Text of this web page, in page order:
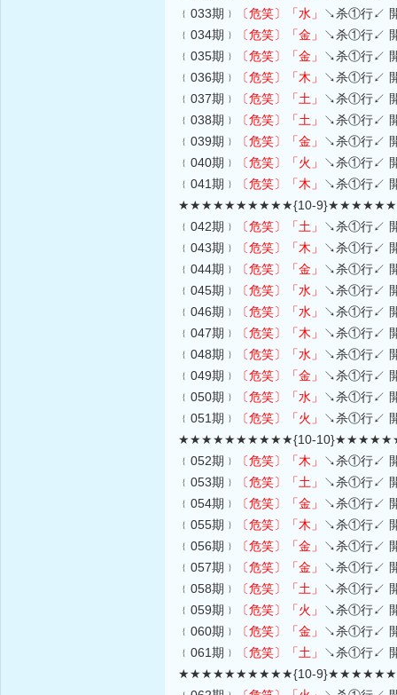
﹛033期﹜
〔危笑〕 「水」
↘杀①行↙ 開
﹛034期﹜
〔危笑〕 「金」
↘杀①行↙ 開
﹛035期﹜
〔危笑〕 「金」
↘杀①行↙ 開
﹛036期﹜
〔危笑〕 「木」
↘杀①行↙ 開
﹛037期﹜
〔危笑〕 「土」
↘杀①行↙ 開
﹛038期﹜
〔危笑〕 「土」
↘杀①行↙ 開
﹛039期﹜
〔危笑〕 「金」
↘杀①行↙ 開
﹛040期﹜
〔危笑〕 「火」
↘杀①行↙
﹛041期﹜
〔危笑〕 「木」
↘杀①行↙ 開
★★★★★★★★★★{10-
﹛042期﹜
〔危笑〕 「土」
↘杀①行↙ 開
﹛043期﹜
〔危笑〕 「木」
↘杀①行↙ 開
﹛044期﹜
〔危笑〕 「金」
↘杀①行↙ 開
﹛045期﹜
〔危笑〕 「水」
↘杀①行↙ 開
﹛046期﹜
〔危笑〕 「水」
↘杀①行↙ 開
﹛047期﹜
〔危笑〕 「木」
↘杀①行↙ 開
﹛048期﹜
〔危笑〕 「水」
↘杀①行↙ 開
﹛049期﹜
〔危笑〕 「金」
↘杀①行↙ 開
﹛050期﹜
〔危笑〕 「水」
↘杀①行↙ 開
﹛051期﹜
〔危笑〕 「火」
↘杀①行↙ 開
★★★★★★★★★★{10-
﹛052期﹜
〔危笑〕 「木」
↘杀①行↙ 開
﹛053期﹜
〔危笑〕 「土」
↘杀①行↙ 開
﹛054期﹜
〔危笑〕 「金」
↘杀①行↙ 開
﹛055期﹜
〔危笑〕 「木」
↘杀①行↙
﹛056期﹜
〔危笑〕 「金」
↘杀①行↙ 開
﹛057期﹜
〔危笑〕 「金」
↘杀①行↙ 開
﹛058期﹜
〔危笑〕 「土」
↘杀①行↙ 開
﹛059期﹜
〔危笑〕 「火」
↘杀①行↙ 開
﹛060期﹜
〔危笑〕 「金」
↘杀①行↙ 開
﹛061期﹜
〔危笑〕 「土」
↘杀①行↙ 開
★★★★★★★★★★{10-